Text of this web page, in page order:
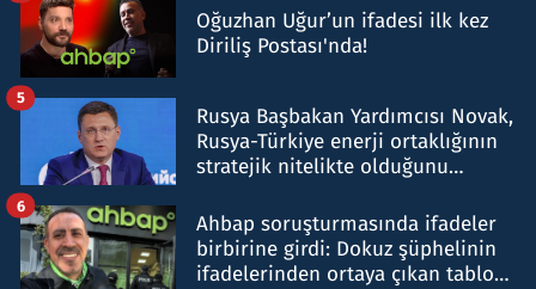
Oğuzhan Uğur’un ifadesi ilk kez
Diriliş Postası'nda!
Rusya Başbakan Yardımcısı Novak,
Rusya-Türkiye enerji ortaklığının
stratejik nitelikte olduğunu
5
Ahbap soruşturmasında ifadeler
birbirine girdi: Dokuz şüphelinin
ifadelerinden ortaya çıkan tablo
6